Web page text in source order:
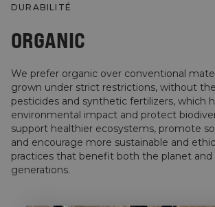
DURABILITÉ
ORGANIC
We prefer organic over conventional
grown under strict restrictions, without
pesticides and synthetic fertilizers, which
environmental impact and protect
support healthier ecosystems, promote
and encourage more sustainable and
practices that benefit both the planet and
generations.